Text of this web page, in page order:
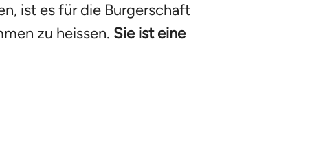
ist es für die Burgerschaft
zu heissen. Sie ist eine